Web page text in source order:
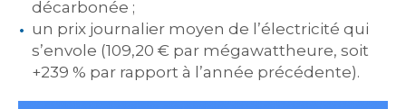
décarbonée ;
un prix journalier moyen de l’électricité qui
s’envole (109,20 € par mégawattheure, soit
+239 % par rapport à l’année précédente).